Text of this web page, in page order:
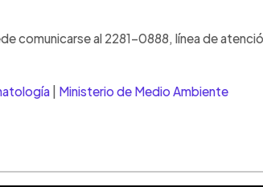
comunicarse al 2281-0888, línea de
Ministerio de Medio Ambiente